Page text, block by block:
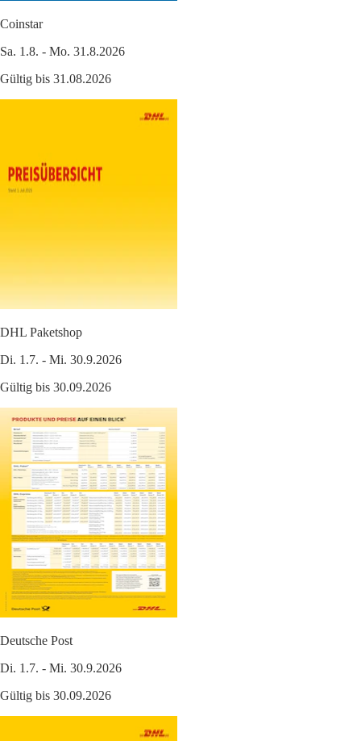
Coinstar
Sa. 1.8. - Mo. 31.8.2026
Gültig bis 31.08.2026
DHL Paketshop
Di. 1.7. - Mi. 30.9.2026
Gültig bis 30.09.2026
Deutsche Post
Di. 1.7. - Mi. 30.9.2026
Gültig bis 30.09.2026